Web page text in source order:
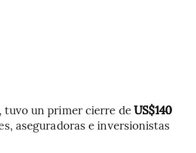
tuvo un primer cierre deUS$140
aseguradoras e inversionistas